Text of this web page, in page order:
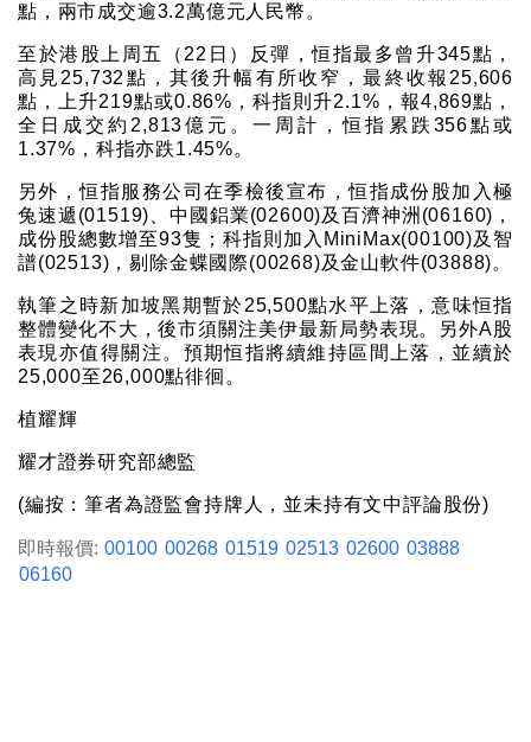
點，兩市成交逾3.2萬億元人民幣。
至於港股上周五（22日）反彈，恒指最多曾升345點，
高見25,732點，其後升幅有所收窄，最終收報25,606
點，上升219點或0.86%，科指則升2.1%，報4,869點，
全日成交約2,813億元。一周計，恒指累跌356點或
1.37%，科指亦跌1.45%。
另外，恒指服務公司在季檢後宣布，恒指成份股加入極
兔速遞(01519)、中國鋁業(02600)及百濟神洲(06160)，
成份股總數增至93隻；科指則加入MiniMax(00100)及智
譜(02513)，剔除金蝶國際(00268)及金山軟件(03888)。
執筆之時新加坡黑期暫於25,500點水平上落，意味恒指
整體變化不大，後市須關注美伊最新局勢表現。另外A股
表現亦值得關注。預期恒指將續維持區間上落，並續於
25,000至26,000點徘徊。
植耀輝
耀才證券研究部總監
(編按：筆者為證監會持牌人，並未持有文中評論股份)
即時報價: 00100 00268 01519 02513 02600 03888
06160